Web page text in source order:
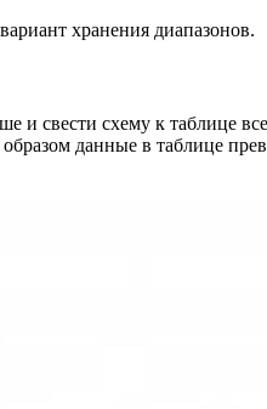
хранения диапазонов.
и свести схему к таблице
данные в таблице